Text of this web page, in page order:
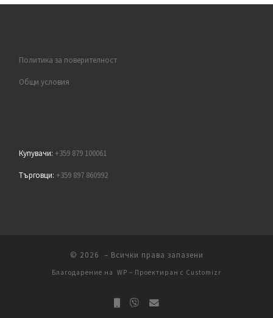
Политика за поверителност
Общи условия
Купувачи:+359 879 100061
Търговци:+359 897 860992
© 2026 – Всички права запазени
Благодарение на WP – Проектиран с Customizr